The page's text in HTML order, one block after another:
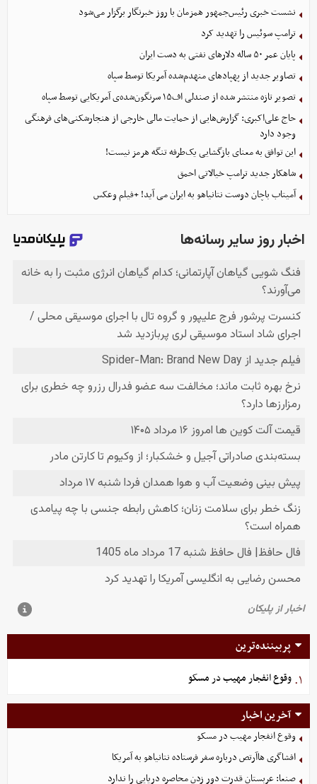
نشست خبری رئیس‌جمهور همزمان با روز خبرنگار برگزار می‌شود
ترامپ سوئیس را تهدید کرد
پایان عمر ۵۰ ساله دلارهای نفتی به دست ایران
تصاویر جدید از پهپادهای منهدم‌شده آمریکا توسط سپاه
تصویر تازه منتشر شده از صندلی اف۱۵ سرنگون‌شده‌ی آمریکایی توسط سپاه
حاج علی‌اکبری: گزارش‌هایی از حمایت مالی خارجی از هنجارشکنی‌های فرهنگی
وجود دارد
این توافق به معنای بازگشایی یک‌طرفه تنگه هرمز نیست!
شاهکار جدید ترامپ خیالاتی احمق
آمیتاب باچان دوست نتانیاهو به ایران می آید! +فیلم وعکس
پربیننده‌ترین
۱. وقوع انفجار مهیب در مسکو
آخرین اخبار
وقوع انفجار مهیب در مسکو
افشاگری هاآرتص درباره سفر فرستاده نتانیاهو به آمریکا
صنعا: عربستان قدرت دور زدن محاصره دریایی را ندارد